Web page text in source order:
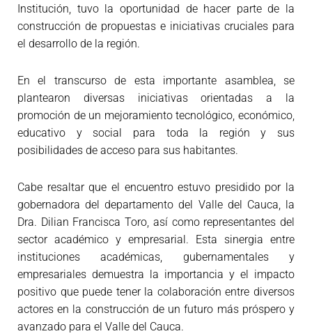
Institución, tuvo la oportunidad de hacer parte de la
construcción de propuestas e iniciativas cruciales para
el desarrollo de la región.
En el transcurso de esta importante asamblea, se
plantearon diversas iniciativas orientadas a la
promoción de un mejoramiento tecnológico, económico,
educativo y social para toda la región y sus
posibilidades de acceso para sus habitantes.
Cabe resaltar que el encuentro estuvo presidido por la
gobernadora del departamento del Valle del Cauca, la
Dra. Dilian Francisca Toro, así como representantes del
sector académico y empresarial. Esta sinergia entre
instituciones académicas, gubernamentales y
empresariales demuestra la importancia y el impacto
positivo que puede tener la colaboración entre diversos
actores en la construcción de un futuro más próspero y
avanzado para el Valle del Cauca.